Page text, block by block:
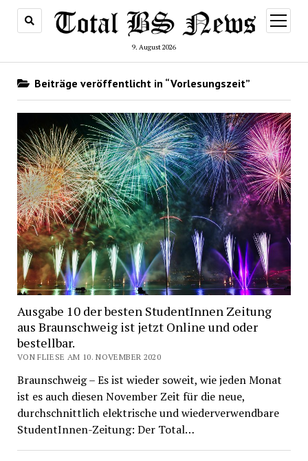
9. August 2026
Menü
öffnen
Beiträge veröffentlicht in “Vorlesungszeit”
Ausgabe 10 der besten StudentInnen Zeitung
aus Braunschweig ist jetzt Online und oder
bestellbar.
VON FLIESE AM 10. NOVEMBER 2020
Braunschweig – Es ist wieder soweit, wie jeden Monat
ist es auch diesen November Zeit für die neue,
durchschnittlich elektrische und wiederverwendbare
StudentInnen-Zeitung: Der Total…